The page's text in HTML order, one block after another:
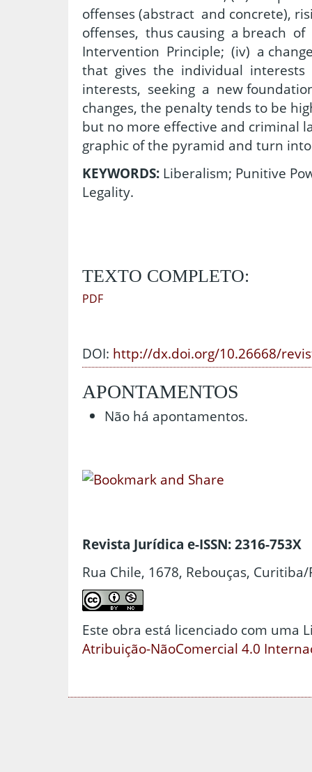
offenses (abstract and concrete),
offenses, thus causing a breach
Intervention Principle; (iv) a
that gives the individual
interests, seeking a new
changes, the penalty tends to be
but no more effective and criminal
graphic of the pyramid and turn
KEYWORDS: Liberalism; Punitive
Legality.
TEXTO COMPLETO:
PDF
DOI: http://dx.doi.org/10.26668/
APONTAMENTOS
Não há apontamentos.
Revista Jurídica e-ISSN: 2316-753X
Rua Chile, 1678, Rebouças, Curitiba/
Este obra está licenciado com uma
Atribuição-NãoComercial 4.0